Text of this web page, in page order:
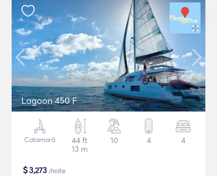
Lagoon 450 F
Catamarã
44 ft
13 m
10 4 4
$3,273 /noite